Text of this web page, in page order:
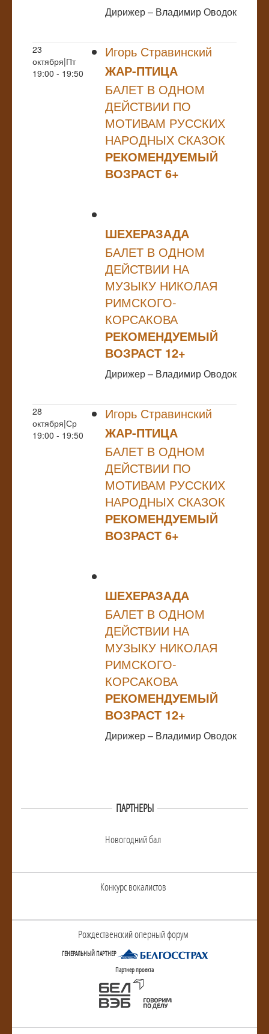
Дирижер – Владимир Оводок
23
октября|Пт
19:00 - 19:50
Игорь Стравинский
ЖАР-ПТИЦА
БАЛЕТ В ОДНОМ
ДЕЙСТВИИ ПО
МОТИВАМ РУССКИХ
НАРОДНЫХ СКАЗОК
РЕКОМЕНДУЕМЫЙ
ВОЗРАСТ 6+
ШЕХЕРАЗАДА
БАЛЕТ В ОДНОМ
ДЕЙСТВИИ НА
МУЗЫКУ НИКОЛАЯ
РИМСКОГО-
КОРСАКОВА
РЕКОМЕНДУЕМЫЙ
ВОЗРАСТ 12+
Дирижер – Владимир Оводок
28
октября|Ср
19:00 - 19:50
Игорь Стравинский
ЖАР-ПТИЦА
БАЛЕТ В ОДНОМ
ДЕЙСТВИИ ПО
МОТИВАМ РУССКИХ
НАРОДНЫХ СКАЗОК
РЕКОМЕНДУЕМЫЙ
ВОЗРАСТ 6+
ШЕХЕРАЗАДА
БАЛЕТ В ОДНОМ
ДЕЙСТВИИ НА
МУЗЫКУ НИКОЛАЯ
РИМСКОГО-
КОРСАКОВА
РЕКОМЕНДУЕМЫЙ
ВОЗРАСТ 12+
Дирижер – Владимир Оводок
ПАРТНЕРЫ
Новогодний бал
Конкурс вокалистов
Рождественский оперный форум
ГЕНЕРАЛЬНЫЙ ПАРТНЕР
Партнер проекта